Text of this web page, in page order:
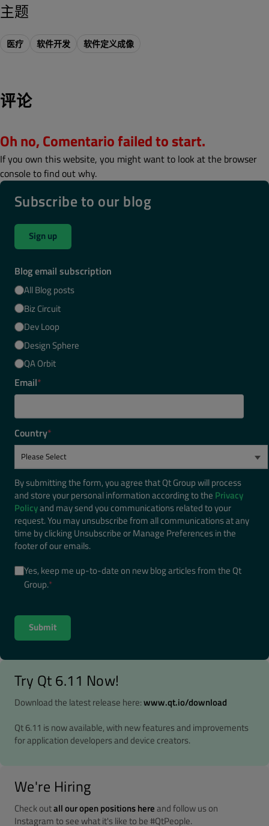
主题
医疗 软件开发 软件定义成像
评论
Oh no, Comentario failed to start.
If you own this website, you might want to look at the browser
console to find out why.
Subscribe to our blog
Sign up
Blog email subscription
All Blog posts
Biz Circuit
Dev Loop
Design Sphere
QA Orbit
Email*
Country*
By submitting the form, you agree that Qt Group will process
and store your personal information according to the Privacy
Policyand may send you communications related to your
request. You may unsubscribe from all communications at any
time by clicking Unsubscribe or Manage Preferences in the
footer of our emails.
Yes, keep me up-to-date on new blog articles from the Qt
Group.*
Try Qt 6.11 Now!
Download the latest release here:www.qt.io/download
Qt 6.11 is now available, with new features and improvements
for application developers and device creators.
We're Hiring
Check outall our open positions hereand follow us on
Instagram to see what it's like to be #QtPeople.